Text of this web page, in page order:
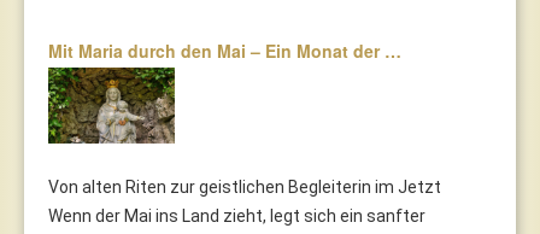
Mit Maria durch den Mai – Ein Monat der …
Von alten Riten zur geistlichen Begleiterin im Jetzt
Wenn der Mai ins Land zieht, legt sich ein sanfter